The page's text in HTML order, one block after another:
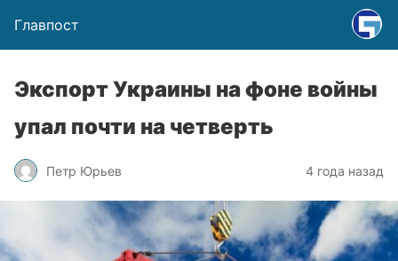
Главпост
Экспорт Украины на фоне войны
упал почти на четверть
Петр Юрьев 4 года назад